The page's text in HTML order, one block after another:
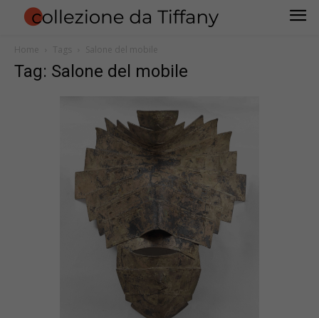
Home Tags Salone del mobile
Tag: Salone del mobile